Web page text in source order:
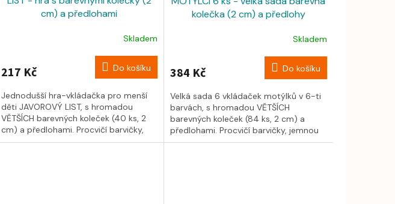
cm) a předlohami
Skladem
217 Kč Do košíku
Jednodušší hra-vkládačka pro menší
děti JAVOROVÝ LIST, s hromadou
VĚTŠÍCH barevných koleček (40 ks, 2
cm) a předlohami. Procvičí barvičky,
jemnou...
kolečka (2 cm) a předlohy
Skladem
384 Kč Do košíku
Velká sada 6 vkládaček motýlků v 6-ti
barvách, s hromadou VĚTŠÍCH
barevných koleček (84 ks, 2 cm) a
předlohami. Procvičí barvičky, jemnou
motoriku,...